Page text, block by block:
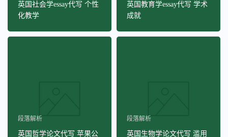
英国社会学essay代写 个性
化教学
英国教育学essay代写 学术
成就
段落解析
英国哲学论文代写 苹果公
段落解析
英国生物学论文代写 滥用